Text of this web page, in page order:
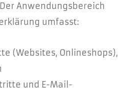
Anwendungsbereich
umfasst:
(Websites, Onlineshops),
und E-Mail-